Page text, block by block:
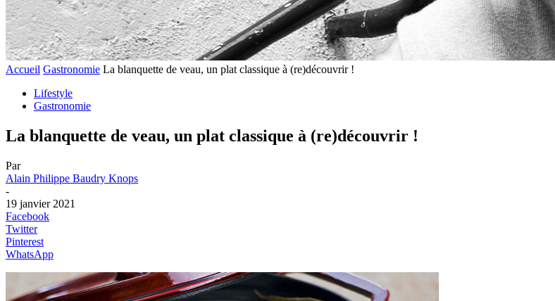
Accueil Gastronomie La blanquette de veau, un plat classique à (re)découvrir !
Lifestyle
Gastronomie
La blanquette de veau, un plat classique à (re)découvrir !
Par
Alain Philippe Baudry Knops
-
19 janvier 2021
Facebook
Twitter
Pinterest
WhatsApp